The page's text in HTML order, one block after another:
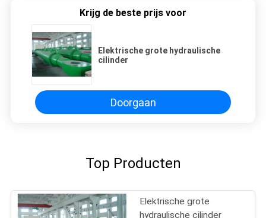
Krijg de beste prijs voor
Elektrische grote hydraulische
cilinder
Doorgaan
Top Producten
Elektrische grote
hydraulische cilinder